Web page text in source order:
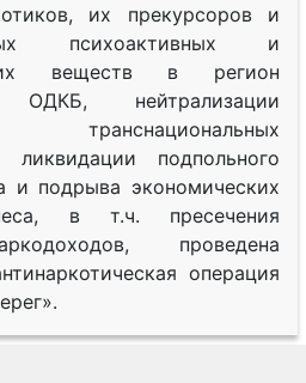
их прекурсоров и
психоактивных и
веществ в регион
ОДКБ, нейтрализации
транснациональных
ликвидации подпольного
и подрыва экономических
в т.ч. пресечения
проведена
операция